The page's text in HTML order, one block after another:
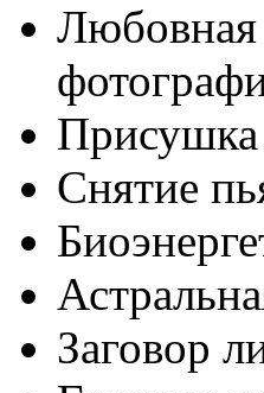
Любовная
Снятие
Заговор